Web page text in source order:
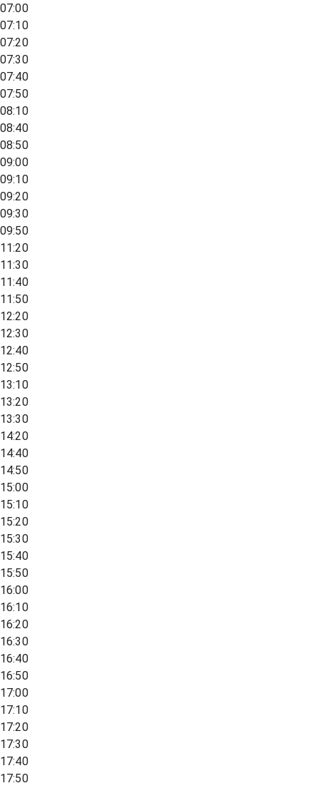
07:00
07:10
07:20
07:30
07:40
07:50
08:10
08:40
08:50
09:00
09:10
09:20
09:30
09:50
11:20
11:30
11:40
11:50
12:20
12:30
12:40
12:50
13:10
13:20
13:30
14:20
14:40
14:50
15:00
15:10
15:20
15:30
15:40
15:50
16:00
16:10
16:20
16:30
16:40
16:50
17:00
17:10
17:20
17:30
17:40
17:50